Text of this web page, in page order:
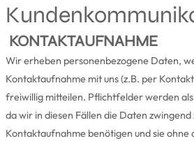
KONTAKTAUFNAHME
Wir erheben personenbezogene Daten,
Kontaktaufnahme mit uns (z.B. per
freiwillig mitteilen. Pflichtfelder werden
da wir in diesen Fällen die Daten
Kontaktaufnahme benötigen und sie ohne